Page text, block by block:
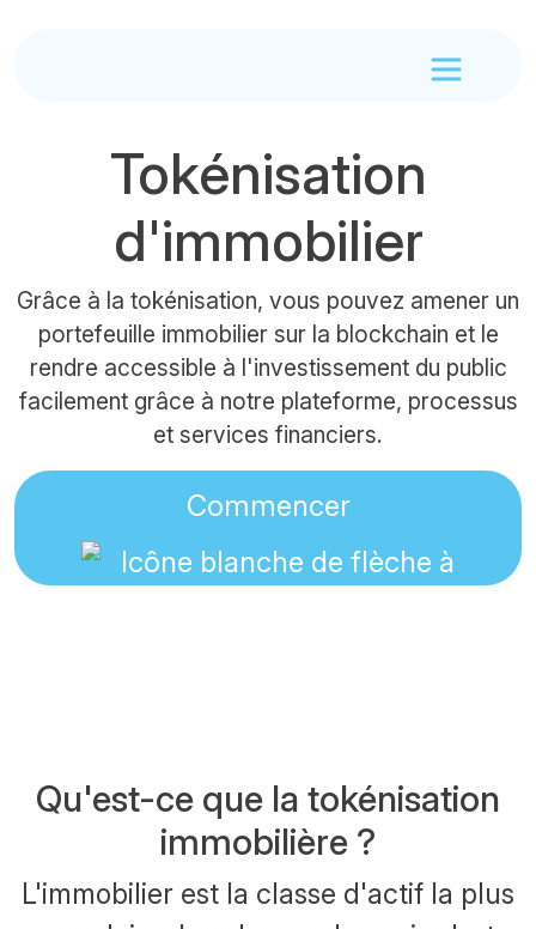
Tokénisation
d'immobilier
Grâce à la tokénisation, vous pouvez amener un
portefeuille immobilier sur la blockchain et le
rendre accessible à l'investissement du public
facilement grâce à notre plateforme, processus
et services financiers.
Commencer
Qu'est-ce que la tokénisation
immobilière ?
L'immobilier est la classe d'actif la plus